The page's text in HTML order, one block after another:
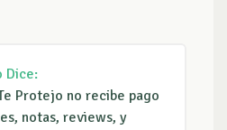
Dice:
Protejo no recibe pago
notas, reviews, y